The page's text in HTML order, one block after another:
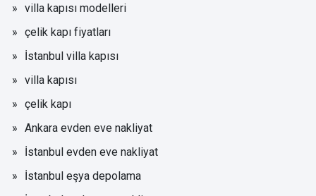
villa kapısı modelleri
çelik kapı fiyatları
İstanbul villa kapısı
villa kapısı
çelik kapı
Ankara evden eve nakliyat
İstanbul evden eve nakliyat
İstanbul eşya depolama